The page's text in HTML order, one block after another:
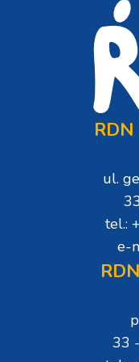
ul.
tel.:
e-
33